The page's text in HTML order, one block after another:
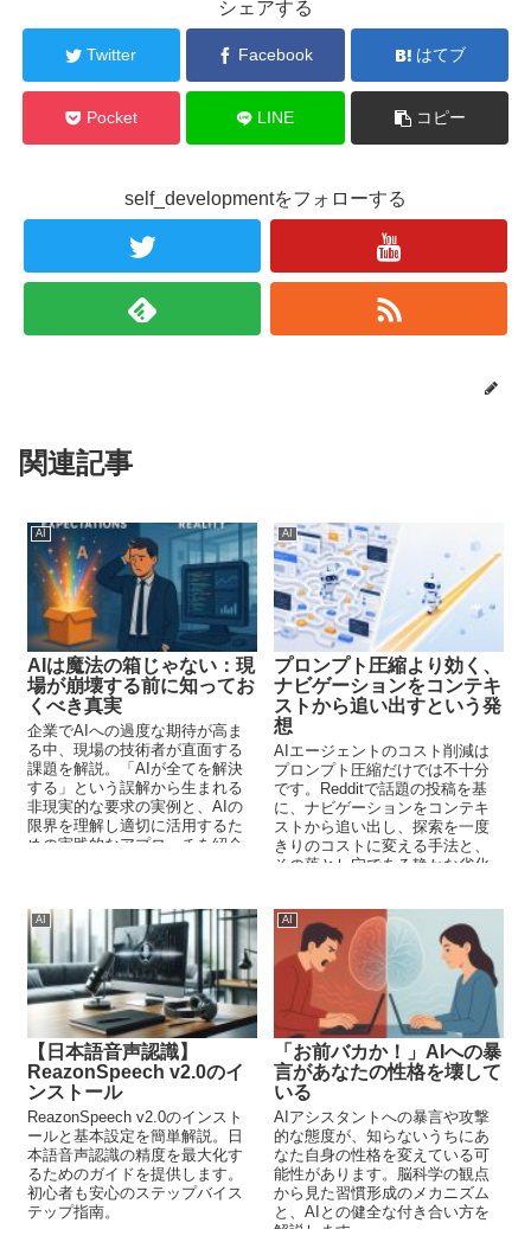
シェアする
Twitter Facebook はてブ
Pocket LINE コピー
self_developmentをフォローする
関連記事
AI
AIは魔法の箱じゃない：現
場が崩壊する前に知ってお
くべき真実
企業でAIへの過度な期待が高ま
る中、現場の技術者が直面する
課題を解説。「AIが全てを解決
する」という誤解から生まれる
非現実的な要求の実例と、AIの
限界を理解し適切に活用するた
めの実践的なアプローチを紹介
AI
プロンプト圧縮より効く、
ナビゲーションをコンテキ
ストから追い出すという発
想
AIエージェントのコスト削減は
プロンプト圧縮だけでは不十分
です。Redditで話題の投稿を基
に、ナビゲーションをコンテキ
ストから追い出し、探索を一度
きりのコストに変える手法と、
その落とし穴である静かな劣化
AI
【日本語音声認識】
ReazonSpeech v2.0のイ
ンストール
ReazonSpeech v2.0のインスト
ールと基本設定を簡単解説。日
本語音声認識の精度を最大化す
るためのガイドを提供します。
初心者も安心のステップバイス
テップ指南。
AI
「お前バカか！」AIへの暴
言があなたの性格を壊して
いる
AIアシスタントへの暴言や攻撃
的な態度が、知らないうちにあ
なた自身の性格を変えている可
能性があります。脳科学の観点
から見た習慣形成のメカニズム
と、AIとの健全な付き合い方を
解説します。